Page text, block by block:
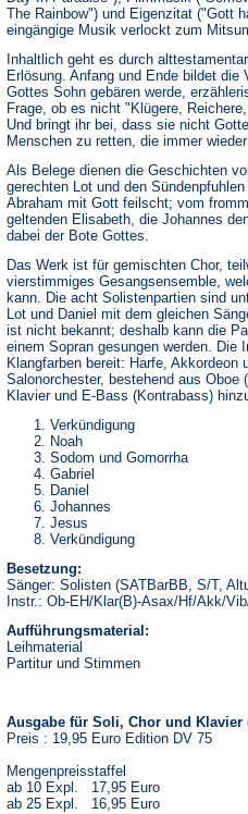
The Rainbow") und Eigenzitat ("Gott
eingängige Musik verlockt zum
Inhaltlich geht es durch
Erlösung. Anfang und Ende bildet
Gottes Sohn gebären werde,
Frage, ob es nicht "Klügere,
Und bringt ihr bei, dass sie nicht
Menschen zu retten, die immer
Als Belege dienen die Geschichten
gerechten Lot und den
Abraham mit Gott feilscht; vom
geltenden Elisabeth, die Johannes
dabei der Bote Gottes.
Das Werk ist für gemischten Chor,
vierstimmiges Gesangsensemble,
kann. Die acht Solistenpartien sind
Lot und Daniel mit dem gleichen
ist nicht bekannt; deshalb kann die
einem Sopran gesungen werden. Die
Klangfarben bereit: Harfe, Akkordeon
Salonorchester, bestehend aus
Klavier und E-Bass (Kontrabass)
Verkündigung
Noah
Sodom und Gomorrha
Gabriel
Daniel
Johannes
Jesus
Verkündigung
Besetzung:
Sänger: Solisten (SATBarBB, S/T,
Instr.: Ob-EH/Klar(B)-Asax/Hf/Akk/
Aufführungsmaterial:
Leihmaterial
Partitur und Stimmen
Ausgabe für Soli, Chor und Klavier
Preis : 19,95 Euro Edition DV 75
Mengenpreisstaffel
ab 10 Expl. 17,95 Euro
ab 25 Expl. 16,95 Euro